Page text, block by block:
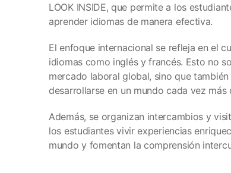
LOOK INSIDE, que permite a los
aprender idiomas de manera efectiva.
El enfoque internacional se refleja en el
idiomas como inglés y francés. Esto no
mercado laboral global, sino que
desarrollarse en un mundo cada vez más
Además, se organizan intercambios y
los estudiantes vivir experiencias
mundo y fomentan la comprensión